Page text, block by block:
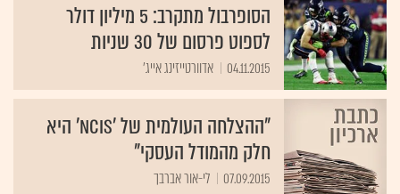
הסופרבול מתקרב: 5 מיליון דולר
לספוט פרסום של 30 שניות
04.11.2015 אדוורטייזינג אייג'
"ההצלחה העולמית של 'NCIS' היא
חלק מהמודל העסקי"
07.09.2015 לי-אור אברבך